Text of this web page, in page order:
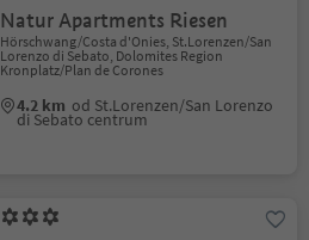
Natur Apartments Riesen
Hörschwang/Costa d'Onies, St.Lorenzen/San
Lorenzo di Sebato, Dolomites Region
Kronplatz/Plan de Corones
4.2 km od St.Lorenzen/San Lorenzo
di Sebato centrum